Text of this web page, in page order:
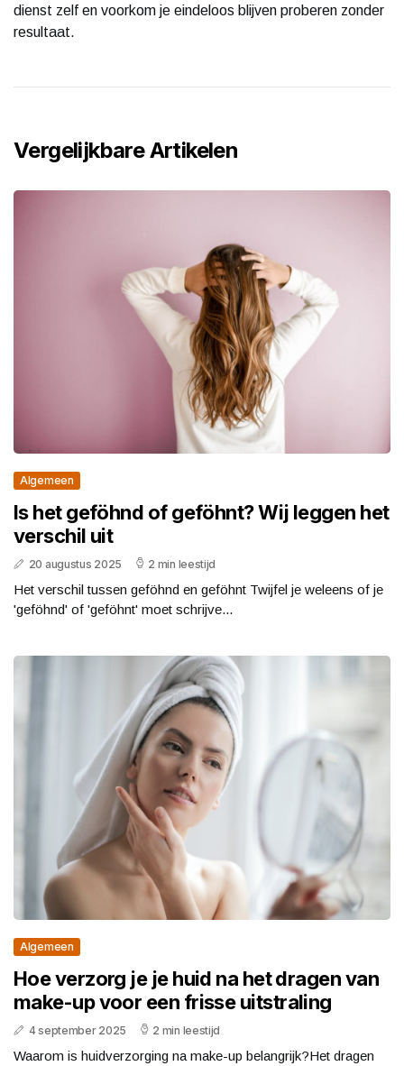
dienst zelf en voorkom je eindeloos blijven proberen zonder
resultaat.
Vergelijkbare Artikelen
Algemeen
Is het geföhnd of geföhnt? Wij leggen het
verschil uit
20 augustus 2025 2 min leestijd
Het verschil tussen geföhnd en geföhnt Twijfel je weleens of je
'geföhnd' of 'geföhnt' moet schrijve...
Algemeen
Hoe verzorg je je huid na het dragen van
make-up voor een frisse uitstraling
4 september 2025 2 min leestijd
Waarom is huidverzorging na make-up belangrijk?Het dragen